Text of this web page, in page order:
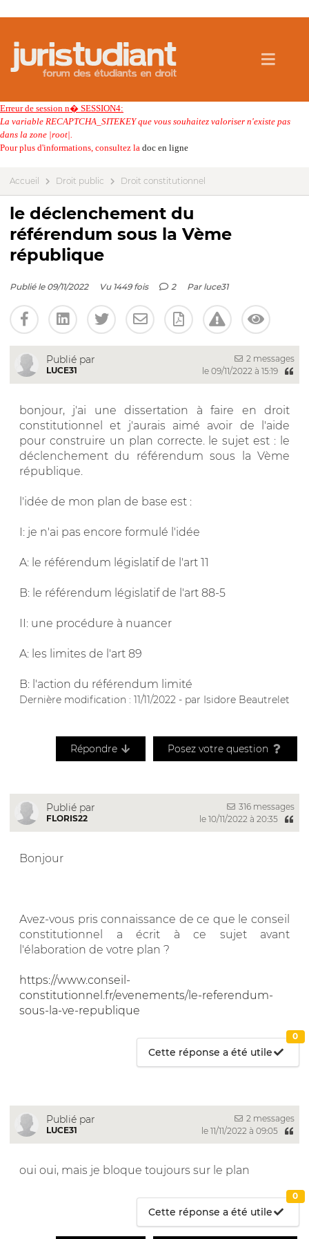
Erreur de session n� SESSION4:
La variable RECAPTCHA_SITEKEY que vous souhaitez valoriser n'existe pas
dans la zone |root|.
Pour plus d'informations, consultez la doc en ligne
Accueil Droit public Droit constitutionnel
le déclenchement du
référendum sous la Vème
république
Publié le 09/11/2022 Vu 1449 fois 2 Par luce31
Publié par
LUCE31
2 messages
le 09/11/2022 à 15:19
bonjour, j'ai une dissertation à faire en droit
constitutionnel et j'aurais aimé avoir de l'aide
pour construire un plan correcte. le sujet est : le
déclenchement du référendum sous la Vème
république.
l'idée de mon plan de base est :
I: je n'ai pas encore formulé l'idée
A: le référendum législatif de l'art 11
B: le référendum législatif de l'art 88-5
II: une procédure à nuancer
A: les limites de l'art 89
B: l'action du référendum limité
Dernière modification : 11/11/2022 - par Isidore Beautrelet
Répondre Posez votre question
Publié par
FLORIS22
316 messages
le 10/11/2022 à 20:35
Bonjour
Avez-vous pris connaissance de ce que le conseil
constitutionnel a écrit à ce sujet avant
l'élaboration de votre plan ?
https://www.conseil-
constitutionnel.fr/evenements/le-referendum-
sous-la-ve-republique
Cette réponse a été utile
0
Publié par
LUCE31
2 messages
le 11/11/2022 à 09:05
oui oui, mais je bloque toujours sur le plan
Cette réponse a été utile
0